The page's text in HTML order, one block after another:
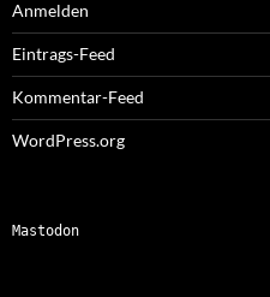
Anmelden
Eintrags-Feed
Kommentar-Feed
WordPress.org
Mastodon